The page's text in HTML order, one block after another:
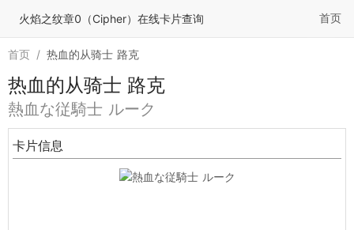
火焰之纹章0（Cipher）在线卡片查询 首页
首页 / 热血的从骑士 路克
热血的从骑士 路克
熱血な従騎士 ルーク
卡片信息